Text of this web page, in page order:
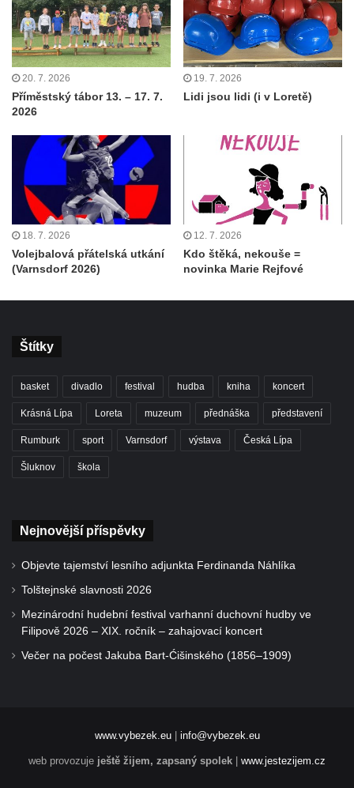
20. 7. 2026
Příměstský tábor 13. – 17. 7.
2026
19. 7. 2026
Lidi jsou lidi (i v Loretě)
18. 7. 2026
Volejbalová přátelská utkání
(Varnsdorf 2026)
12. 7. 2026
Kdo štěká, nekouše =
novinka Marie Rejfové
Štítky
basket divadlo festival hudba kniha koncert
Krásná Lípa Loreta muzeum přednáška představení
Rumburk sport Varnsdorf výstava Česká Lípa
Šluknov škola
Nejnovější příspěvky
Objevte tajemství lesního adjunkta Ferdinanda Náhlíka
Tolštejnské slavnosti 2026
Mezinárodní hudební festival varhanní duchovní hudby ve
Filipově 2026 – XIX. ročník – zahajovací koncert
Večer na počest Jakuba Bart-Ćišinského (1856–1909)
www.vybezek.eu| info@vybezek.eu
web provozuje ještě žijem, zapsaný spolek www.jestezijem.cz